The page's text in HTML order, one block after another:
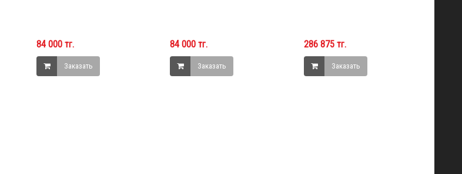
84 000 тг.
Заказать
84 000 тг.
Заказать
286 875 тг.
Заказать